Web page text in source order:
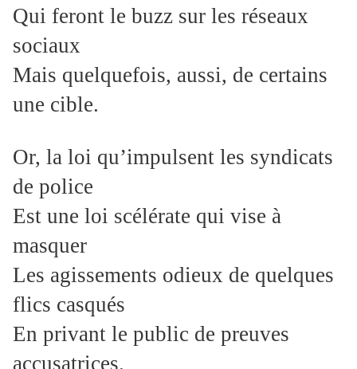
Qui feront le buzz sur les réseaux
sociaux
Mais quelquefois, aussi, de certains
une cible.
Or, la loi qu’impulsent les syndicats
de police
Est une loi scélérate qui vise à
masquer
Les agissements odieux de quelques
flics casqués
En privant le public de preuves
accusatrices.